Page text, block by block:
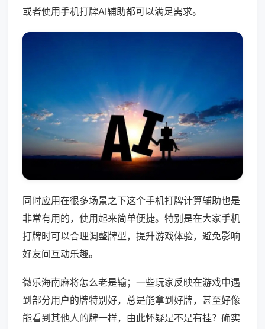
或者使用手机打牌AI辅助都可以满足需求。
同时应用在很多场景之下这个手机打牌计算辅助也是
非常有用的，使用起来简单便捷。特别是在大家手机
打牌时可以合理调整牌型，提升游戏体验，避免影响
好友间互动乐趣。
微乐海南麻将怎么老是输；一些玩家反映在游戏中遇
到部分用户的牌特别好，总是能拿到好牌，甚至好像
能看到其他人的牌一样，由此怀疑是不是有挂？确实